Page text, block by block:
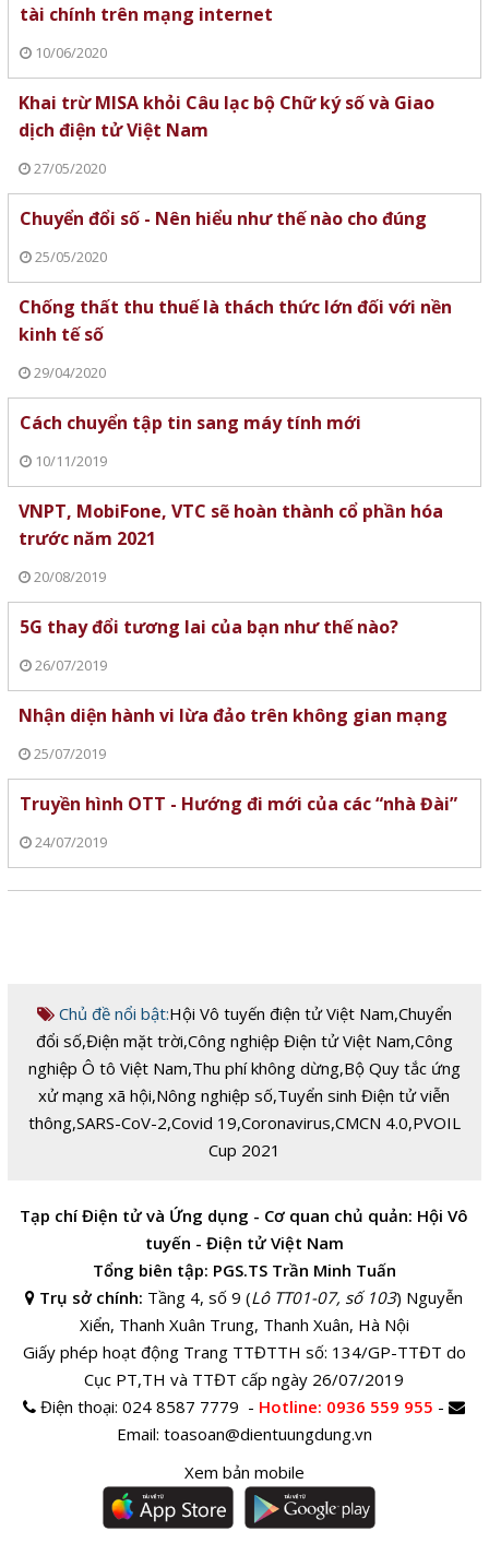
tài chính trên mạng internet
10/06/2020
Khai trừ MISA khỏi Câu lạc bộ Chữ ký số và Giao
dịch điện tử Việt Nam
27/05/2020
Chuyển đổi số - Nên hiểu như thế nào cho đúng
25/05/2020
Chống thất thu thuế là thách thức lớn đối với nền
kinh tế số
29/04/2020
Cách chuyển tập tin sang máy tính mới
10/11/2019
VNPT, MobiFone, VTC sẽ hoàn thành cổ phần hóa
trước năm 2021
20/08/2019
5G thay đổi tương lai của bạn như thế nào?
26/07/2019
Nhận diện hành vi lừa đảo trên không gian mạng
25/07/2019
Truyền hình OTT - Hướng đi mới của các “nhà Đài”
24/07/2019
Chủ đề nổi bật:Hội Vô tuyến điện tử Việt Nam,Chuyển
đổi số,Điện mặt trời,Công nghiệp Điện tử Việt Nam,Công
nghiệp Ô tô Việt Nam,Thu phí không dừng,Bộ Quy tắc ứng
xử mạng xã hội,Nông nghiệp số,Tuyển sinh Điện tử viễn
thông,SARS-CoV-2,Covid 19,Coronavirus,CMCN 4.0,PVOIL
Cup 2021
Tạp chí Điện tử và Ứng dụng - Cơ quan chủ quản: Hội Vô
tuyến - Điện tử Việt Nam
Tổng biên tập: PGS.TS Trần Minh Tuấn
Trụ sở chính: Tầng 4, số 9 (Lô TT01-07, số 103) Nguyễn
Xiển, Thanh Xuân Trung, Thanh Xuân, Hà Nội
Giấy phép hoạt động Trang TTĐTTH số: 134/GP-TTĐT do
Cục PT,TH và TTĐT cấp ngày 26/07/2019
Điện thoại:024 8587 7779 - Hotline: 0936 559 955 -
Email: toasoan@dientuungdung.vn
Xem bản mobile